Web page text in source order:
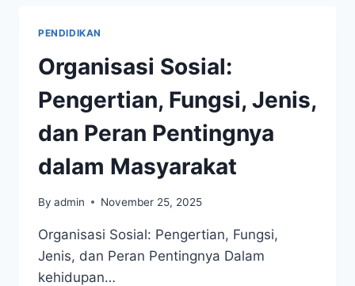
KERJA
KARYAWAN
PENDIDIKAN
Organisasi Sosial:
Pengertian, Fungsi, Jenis,
dan Peran Pentingnya
dalam Masyarakat
By admin November 25, 2025
Organisasi Sosial: Pengertian, Fungsi,
Jenis, dan Peran Pentingnya Dalam
kehidupan…